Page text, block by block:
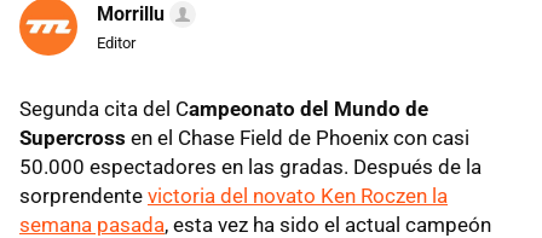
Morrillu
Editor
Segunda cita del Campeonato del Mundo de
Supercross en el Chase Field de Phoenix con casi
50.000 espectadores en las gradas. Después de la
sorprendente victoria del novato Ken Roczen la
semana pasada, esta vez ha sido el actual campeón